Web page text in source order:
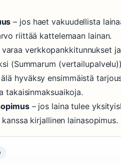
– jos haet vakuudellista
riittää kattelemaan lainan.
verkkopankkitunnukset
(Summarum
hyväksy ensimmäistä
takaisinmaksuaikoja.
– jos laina tulee
kirjallinen lainasopimus.